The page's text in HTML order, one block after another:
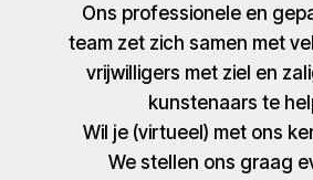
Ons professionele en
team zet zich samen met
vrijwilligers met ziel en
kunstenaars te
Wil je (virtueel) met ons
We stellen ons graag